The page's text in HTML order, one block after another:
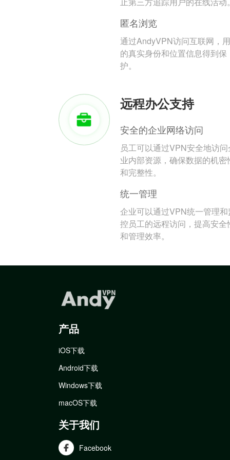
匿名浏览
通过AndyVPN访问互联网，
的真实身份和位置信息得到保
护。
远程办公支持
安全的企业网络访问
员工可以通过VPN安全地访
业内部资源，确保数据的机密
和完整性。
统一管理
企业可以通过VPN统一管理和
控员工的远程访问，提高安全
和管理效率。
产品
iOS下载
Android下载
Windows下载
macOS下载
关于我们
Facebook